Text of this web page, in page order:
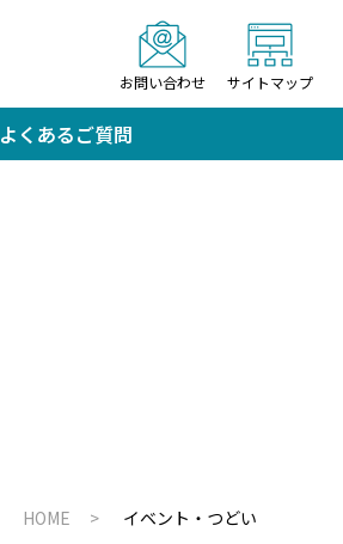
お問い合わせ サイトマップ
よくあるご質問
HOME イベント・つどい